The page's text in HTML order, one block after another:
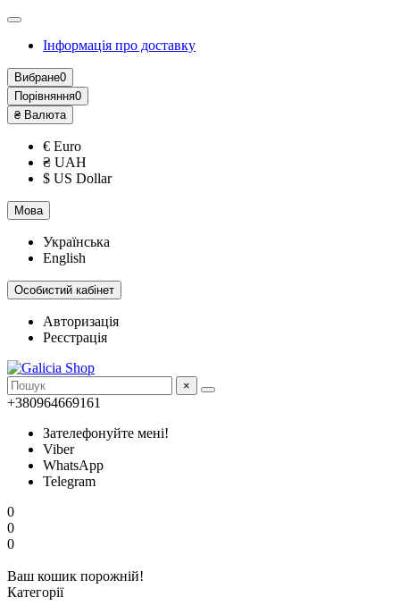
Інформація про доставку
Вибране0
Порівняння0
₴ Валюта
€ Euro
₴ UAH
$ US Dollar
Мова
Українська
English
Особистий кабінет
Авторизація
Реєстрація
×
+380964669161
Зателефонуйте мені!
Viber
WhatsApp
Telegram
0
0
0
Ваш кошик порожній!
Категорії